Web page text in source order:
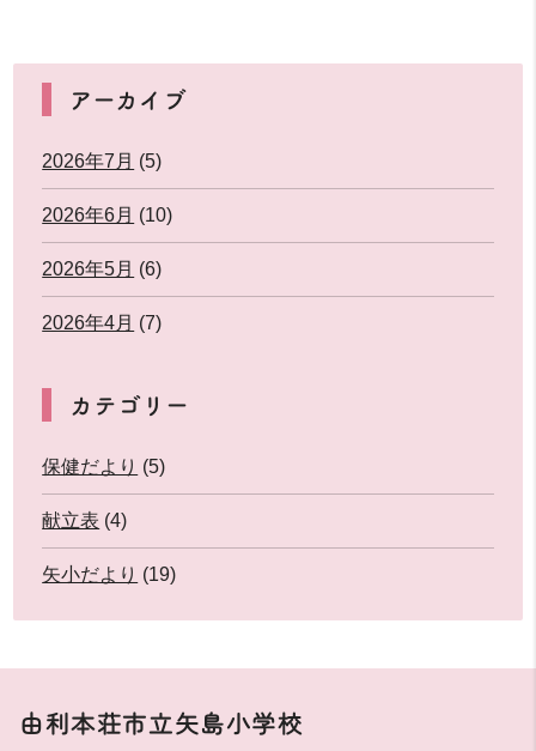
アーカイブ
2026年7月 (5)
2026年6月 (10)
2026年5月 (6)
2026年4月 (7)
カテゴリー
保健だより (5)
献立表 (4)
矢小だより (19)
由利本荘市立矢島小学校